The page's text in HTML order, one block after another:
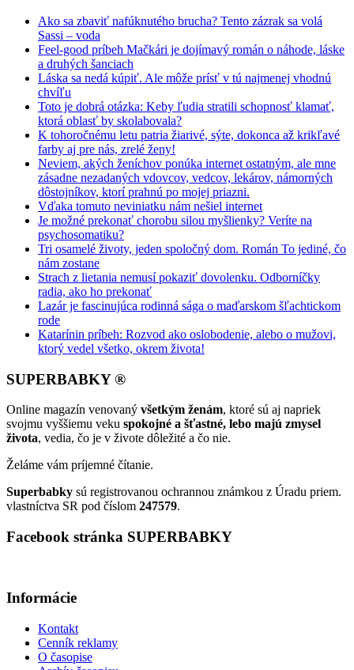
Ako sa zbaviť nafúknutého brucha? Tento zázrak sa volá
Sassi – voda
Feel-good príbeh Mačkári je dojímavý román o náhode, láske
a druhých šanciach
Láska sa nedá kúpiť. Ale môže prísť v tú najmenej vhodnú
chvíľu
Toto je dobrá otázka: Keby ľudia stratili schopnosť klamať,
ktorá oblasť by skolabovala?
K tohoročnému letu patria žiarivé, sýte, dokonca až krikľavé
farby aj pre nás, zrelé ženy!
Neviem, akých ženíchov ponúka internet ostatným, ale mne
zásadne nezadaných vdovcov, vedcov, lekárov, námorných
dôstojníkov, ktorí prahnú po mojej priazni.
Vďaka tomuto neviniatku nám nešiel internet
Je možné prekonať chorobu silou myšlienky? Veríte na
psychosomatiku?
Tri osamelé životy, jeden spoločný dom. Román To jediné, čo
nám zostane
Strach z lietania nemusí pokaziť dovolenku. Odborníčky
radia, ako ho prekonať
Lazár je fascinujúca rodinná sága o maďarskom šľachtickom
rode
Katarínin príbeh: Rozvod ako oslobodenie, alebo o mužovi,
ktorý vedel všetko, okrem života!
SUPERBABKY ®
Online magazín venovaný všetkým ženám, ktoré sú aj napriek
svojmu vyššiemu veku spokojné a šťastné, lebo majú zmysel
života, vedia, čo je v živote dôležité a čo nie.
Želáme vám príjemné čítanie.
Superbabky sú registrovanou ochrannou známkou z Úradu priem.
vlastníctva SR pod číslom 247579.
Facebook stránka SUPERBABKY
Informácie
Kontakt
Cenník reklamy
O časopise